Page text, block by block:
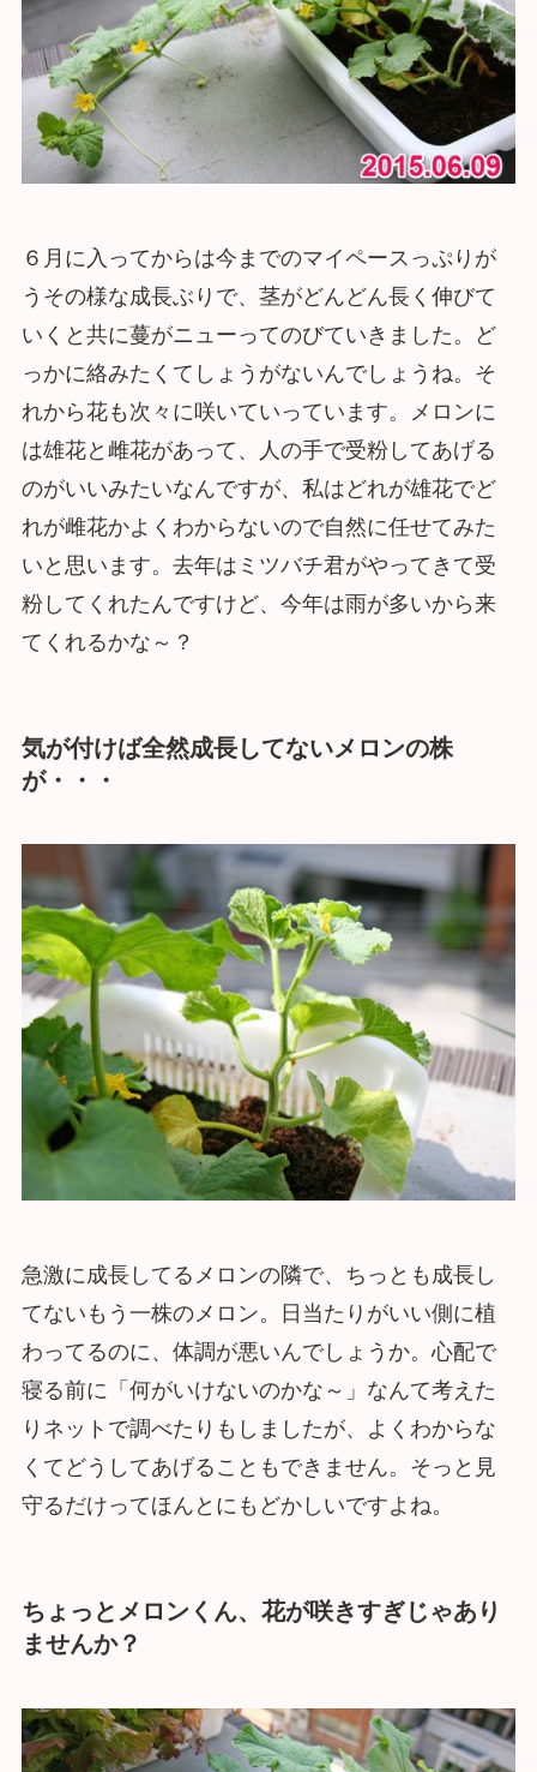
６月に入ってからは今までのマイペースっぷりが
うその様な成長ぶりで、茎がどんどん長く伸びて
いくと共に蔓がニューってのびていきました。ど
っかに絡みたくてしょうがないんでしょうね。そ
れから花も次々に咲いていっています。メロンに
は雄花と雌花があって、人の手で受粉してあげる
のがいいみたいなんですが、私はどれが雄花でど
れが雌花かよくわからないので自然に任せてみた
いと思います。去年はミツバチ君がやってきて受
粉してくれたんですけど、今年は雨が多いから来
てくれるかな～？
気が付けば全然成長してないメロンの株
が・・・
急激に成長してるメロンの隣で、ちっとも成長し
てないもう一株のメロン。日当たりがいい側に植
わってるのに、体調が悪いんでしょうか。心配で
寝る前に「何がいけないのかな～」なんて考えた
りネットで調べたりもしましたが、よくわからな
くてどうしてあげることもできません。そっと見
守るだけってほんとにもどかしいですよね。
ちょっとメロンくん、花が咲きすぎじゃあり
ませんか？